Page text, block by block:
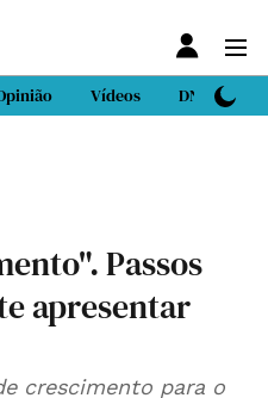
Vídeos DN Sport
Passos
apresentar
crescimento para o